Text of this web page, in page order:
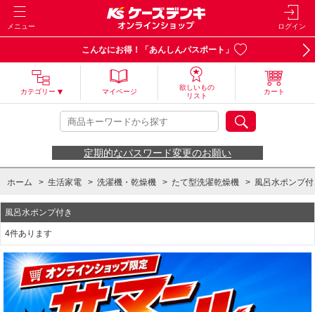
メニュー ログイン
こんなにお得！「あんしんパスポート」
カテゴリー マイページ
欲しいもの
リスト
カート
定期的なパスワード変更のお願い
ホーム > 生活家電 > 洗濯機・乾燥機 > たて型洗濯乾燥機 > 風呂水ポンプ
風呂水ポンプ付き
4件あります